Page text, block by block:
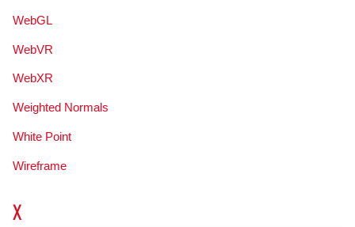
WebGL
WebVR
WebXR
Weighted Normals
White Point
Wireframe
X